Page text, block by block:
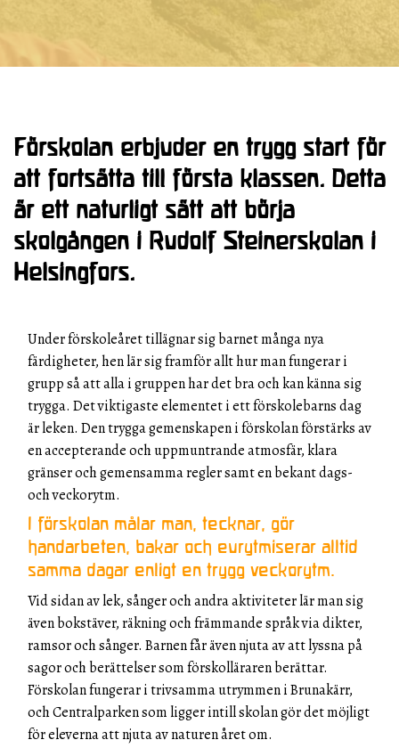
Förskolan erbjuder en trygg start för
att fortsätta till första klassen. Detta
är ett naturligt sätt att börja
skolgången i Rudolf Steinerskolan i
Helsingfors.
Under förskoleåret tillägnar sig barnet många nya
färdigheter, hen lär sig framför allt hur man fungerar i
grupp så att alla i gruppen har det bra och kan känna sig
trygga. Det viktigaste elementet i ett förskolebarns dag
är leken. Den trygga gemenskapen i förskolan förstärks av
en accepterande och uppmuntrande atmosfär, klara
gränser och gemensamma regler samt en bekant dags-
och veckorytm.
I förskolan målar man, tecknar, gör
handarbeten, bakar och eurytmiserar alltid
samma dagar enligt en trygg veckorytm.
Vid sidan av lek, sånger och andra aktiviteter lär man sig
även bokstäver, räkning och främmande språk via dikter,
ramsor och sånger. Barnen får även njuta av att lyssna på
sagor och berättelser som förskolläraren berättar.
Förskolan fungerar i trivsamma utrymmen i Brunakärr,
och Centralparken som ligger intill skolan gör det möjligt
för eleverna att njuta av naturen året om.